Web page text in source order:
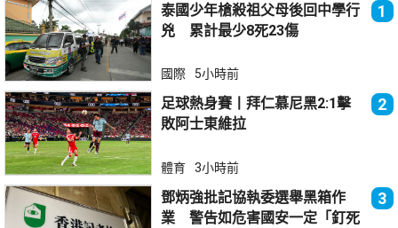
泰國少年槍殺祖父母後回中學行
兇 累計最少8死23傷
1
國際 5小時前
足球熱身賽丨拜仁慕尼黑2:1擊
敗阿士東維拉
2
體育 3小時前
鄧炳強批記協執委選舉黑箱作
業 警告如危害國安一定「釘死
3